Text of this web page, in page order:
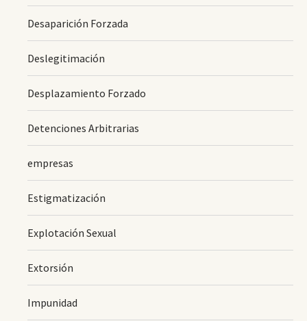
Desaparición Forzada
Deslegitimación
Desplazamiento Forzado
Detenciones Arbitrarias
empresas
Estigmatización
Explotación Sexual
Extorsión
Impunidad